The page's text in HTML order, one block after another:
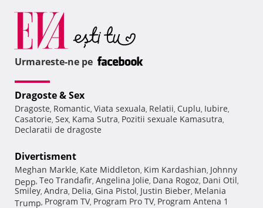
Urmareste-ne pe
Dragoste & Sex
Dragoste, Romantic, Viata sexuala, Relatii, Cuplu, Iubire,
Casatorie, Sex, Kama Sutra, Pozitii sexuale Kamasutra,
Declaratii de dragoste
Divertisment
Meghan Markle, Kate Middleton, Kim Kardashian, Johnny
Depp, Teo Trandafir, Angelina Jolie, Dana Rogoz, Dani Otil,
Smiley, Andra, Delia, Gina Pistol, Justin Bieber, Melania
Trump, Program TV, Program Pro TV, Program Antena 1